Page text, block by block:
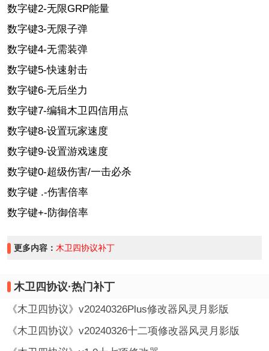
数字键2-无限GRP能量
数字键3-无限子弹
数字键4-无需装弹
数字键5-快速射击
数字键6-无后坐力
数字键7-编辑木卫四信用点
数字键8-设置玩家速度
数字键9-设置游戏速度
数字键0-超级伤害/一击必杀
数字键 .-伤害倍率
数字键+-防御倍率
更多内容： 木卫四协议补丁
木卫四协议·热门补丁
《木卫四协议》v20240326Plus修改器风灵月影版
《木卫四协议》v20240326十二项修改器风灵月影版